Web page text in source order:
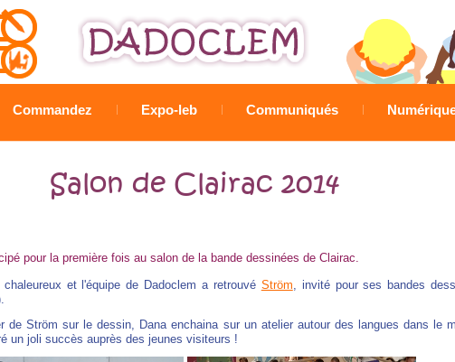
Commandez Expo-leb Communiqués
Salon de Clairac 2014
pour la première fois au salon de la bande dessinées de Clairac.
et l'équipe de Dadoclem a retrouvé Ström, invité pour ses bandes
de Ström sur le dessin, Dana enchaina sur un atelier autour des langues dans le
un joli succès auprès des jeunes visiteurs !